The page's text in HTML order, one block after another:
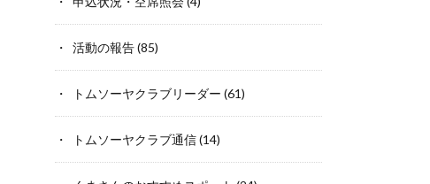
活動の報告(85)
トムソーヤクラブリーダー (61)
トムソーヤクラブ通信(14)